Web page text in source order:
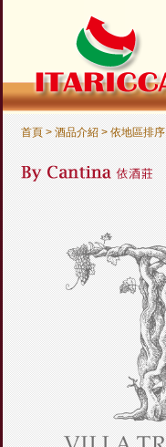
首頁 > 酒品介紹 > 依地區排序